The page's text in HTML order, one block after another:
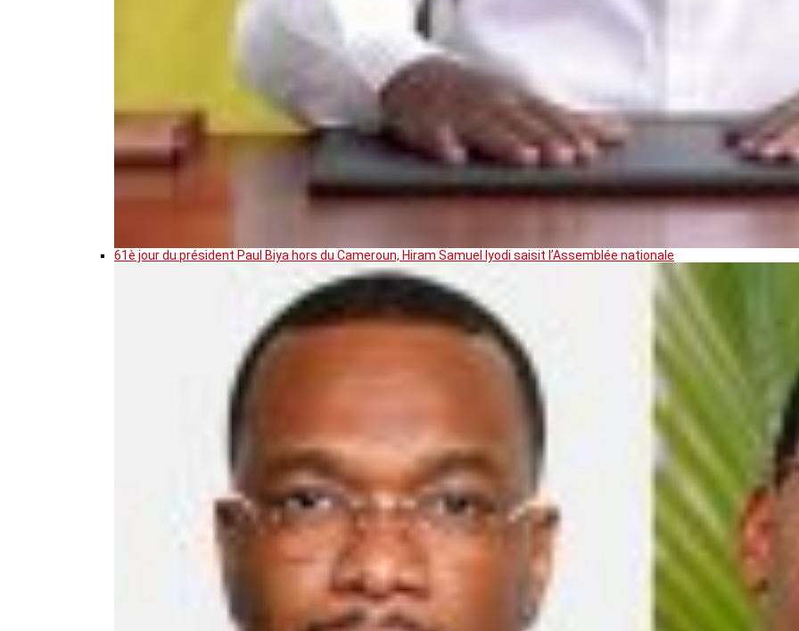
61è jour du président Paul Biya hors du Cameroun, Hiram Samuel Iyodi saisit l’Assemblée nationale